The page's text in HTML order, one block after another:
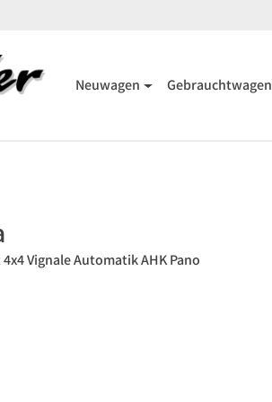
Neuwagen Gebrauchtwagen
Vignale Automatik AHK Pano